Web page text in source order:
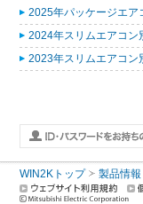
2025年パッケージエア
2024年スリムエアコ
2023年スリムエアコ
WIN2Kトップ 製品情報